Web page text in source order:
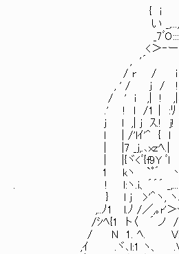
{ i :l^ 1 i:.
い _,...,_| }
_7ﾞO::::::｀Y
<＞‐ー
, '´ ｀ヽ^'ー-
/ r / i . ヽ. ヽ
, ' / j / ! i ヽ ヽ
/ ' i ,| ! ,|､ } '、
.' ! l /1｜ :ﾘ 1 .|ヽ
j l ,| j ｽ.! j! ｀l''j ''
ｌ | /'lｲ'^ { l ﾘ
｜ |7 _j,.､xzﾍ.| ^ﾙdｲ
｜ |{ヾ<ﾞ{f9Y ﾞl
1 kヽ `ﾟ´ 丶 ´´´´ ! .l l
. ! l:ヽ.i、´´´ _,...
} l j >'＾ヽ, ヽ、.ノ ,rl ' 1
,..ﾉ1 l.ﾉ /／,｡r'＞ｰ_;
/ｼﾍ{1 ト〈 ´ ノ /´.ｰ
/ N 1. ﾍ. V:1.._ﾌノ-
,ｲ .ヾ､l:1 ヽ、 .V､:;::.